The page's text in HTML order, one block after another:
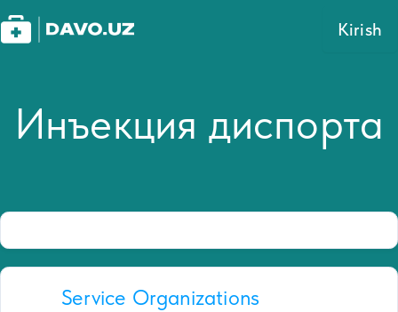
Kirish
Инъекция диспорта
Service Organizations